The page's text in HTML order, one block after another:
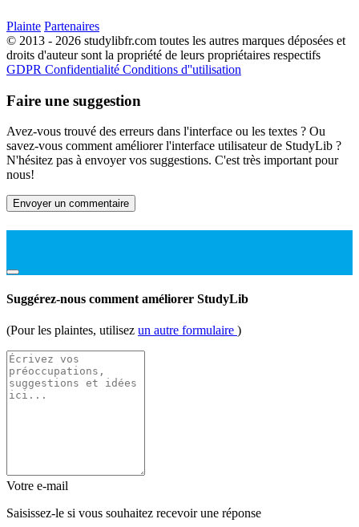
Plainte Partenaires
© 2013 - 2026 studylibfr.com toutes les autres marques déposées et
droits d'auteur sont la propriété de leurs propriétaires respectifs
GDPR Confidentialité Conditions d''utilisation
Faire une suggestion
Avez-vous trouvé des erreurs dans l'interface ou les textes ? Ou
savez-vous comment améliorer l'interface utilisateur de StudyLib ?
N'hésitez pas à envoyer vos suggestions. C'est très important pour
nous!
Envoyer un commentaire
Suggérez-nous comment améliorer StudyLib
(Pour les plaintes, utilisez un autre formulaire )
Votre e-mail
Saisissez-le si vous souhaitez recevoir une réponse